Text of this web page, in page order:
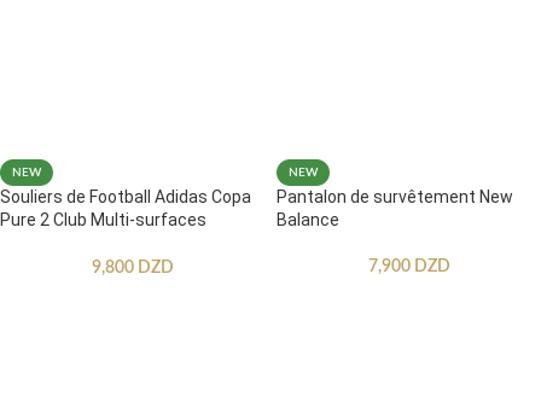
NEW
Souliers de Football Adidas Copa
Pure 2 Club Multi-surfaces
9,800 DZD
NEW
Pantalon de survêtement New
Balance
7,900 DZD